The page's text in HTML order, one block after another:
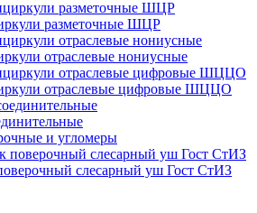
разметочные ШЦР
отраслевые нониусные
отраслевые цифровые ШЦЦО
и угломеры
слесарный уш Гост СтИЗ